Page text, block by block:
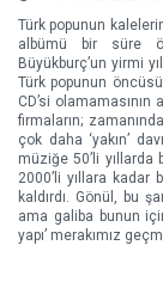
Türk popunun
albümü bir süre
Büyükburç’un yirmi
Türk popunun
CD’si olamamasının
firmaların;
çok daha ‘yakın’
müziğe 50’li yıllarda
2000’li yıllara kadar
kaldırdı. Gönül, bu
ama galiba bunun
yapı’ merakımız